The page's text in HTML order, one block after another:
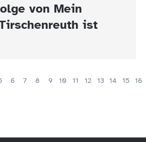
von Mein
ist
6 7 8 9 10 11 12 13 14 15 16